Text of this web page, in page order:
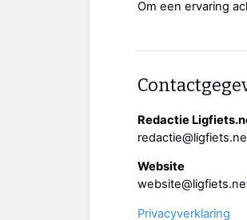
Om een ervaring
Redactie
Website
Privacyverklaring